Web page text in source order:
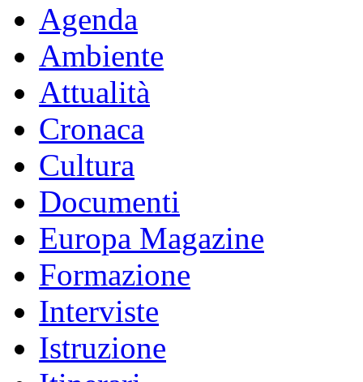
Agenda
Ambiente
Attualità
Cronaca
Cultura
Documenti
Europa Magazine
Formazione
Interviste
Istruzione